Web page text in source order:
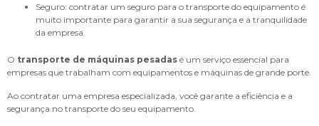
Seguro: contratar um seguro para o transporte do equipamento é
muito importante para garantir a sua segurança e a tranquilidade
da empresa.
O transporte de máquinas pesadas é um serviço essencial para
empresas que trabalham com equipamentos e máquinas de grande porte.
Ao contratar uma empresa especializada, você garante a eficiência e a
segurança no transporte do seu equipamento.